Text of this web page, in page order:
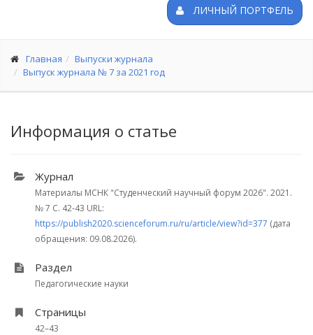
ЛИЧНЫЙ ПОРТФЕЛЬ
Главная
Выпуски журнала
Выпуск журнала № 7 за 2021 год
Информация о статье
Журнал
Материалы МСНК "Студенческий научный форум 2026". 2021.
№ 7 С. 42-43 URL:
https://publish2020.scienceforum.ru/ru/article/view?id=377 (дата
обращения: 09.08.2026).
Раздел
Педагогические науки
Страницы
42–43